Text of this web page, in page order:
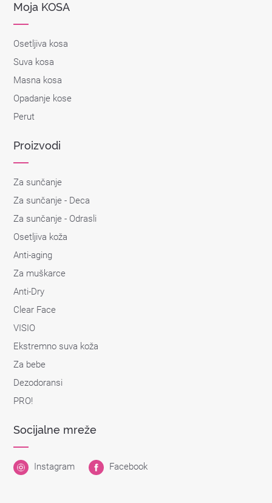
Moja KOSA
Osetljiva kosa
Suva kosa
Masna kosa
Opadanje kose
Perut
Proizvodi
Za sunčanje
Za sunčanje - Deca
Za sunčanje - Odrasli
Osetljiva koža
Anti-aging
Za muškarce
Anti-Dry
Clear Face
VISIO
Ekstremno suva koža
Za bebe
Dezodoransi
PRO!
Socijalne mreže
Instagram Facebook